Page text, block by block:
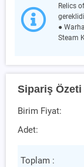
Relics
●
Steam
Sipariş Özeti
Birim Fiyat:
Adet:
Toplam :